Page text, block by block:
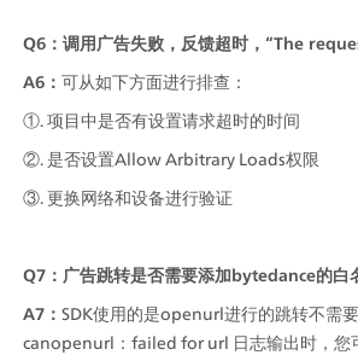
Q6：调用广告失败，反馈超时，“The
A6：可从如下方面进行排查：
①. 项目中是否有设置请求超时的时间
②. 是否设置Allow Arbitrary Loads权限
③. 更换网络和设备进行验证
Q7：广告跳转是否需要添加bytedance的白
A7：SDK使用的是openurl进行的跳转不需
canopenurl：failed for url 日志输出时，您